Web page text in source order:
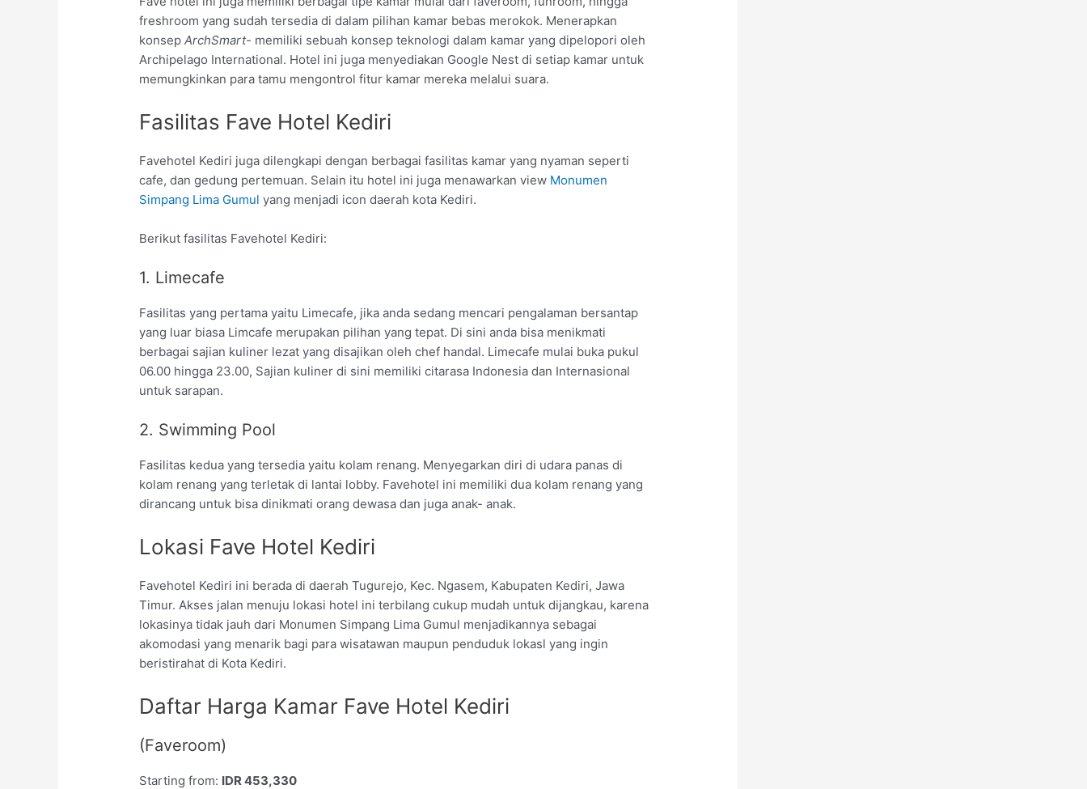
freshroom yang sudah tersedia di dalam pilihan kamar bebas merokok. Menerapkan
konsepArchSmart- memiliki sebuah konsep teknologi dalam kamar yang dipelopori oleh
Archipelago International. Hotel ini juga menyediakan Google Nest di setiap kamar untuk
memungkinkan para tamu mengontrol fitur kamar mereka melalui suara.
Fasilitas Fave Hotel Kediri
Favehotel Kediri juga dilengkapi dengan berbagai fasilitas kamar yang nyaman seperti
cafe, dan gedung pertemuan. Selain itu hotel ini juga menawarkan view Monumen
Simpang Lima Gumul yang menjadi icon daerah kota Kediri.
Berikut fasilitas Favehotel Kediri:
1. Limecafe
Fasilitas yang pertama yaitu Limecafe, jika anda sedang mencari pengalaman bersantap
yang luar biasa Limcafe merupakan pilihan yang tepat. Di sini anda bisa menikmati
berbagai sajian kuliner lezat yang disajikan oleh chef handal. Limecafe mulai buka pukul
06.00 hingga 23.00, Sajian kuliner di sini memiliki citarasa Indonesia dan Internasional
untuk sarapan.
2. Swimming Pool
Fasilitas kedua yang tersedia yaitu kolam renang. Menyegarkan diri di udara panas di
kolam renang yang terletak di lantai lobby. Favehotel ini memiliki dua kolam renang yang
dirancang untuk bisa dinikmati orang dewasa dan juga anak- anak.
Lokasi Fave Hotel Kediri
Favehotel Kediri ini berada di daerah Tugurejo, Kec. Ngasem, Kabupaten Kediri, Jawa
Timur. Akses jalan menuju lokasi hotel ini terbilang cukup mudah untuk dijangkau, karena
lokasinya tidak jauh dari Monumen Simpang Lima Gumul menjadikannya sebagai
akomodasi yang menarik bagi para wisatawan maupun penduduk lokasl yang ingin
beristirahat di Kota Kediri.
Daftar Harga Kamar Fave Hotel Kediri
(Faveroom)
Starting from: IDR 453,330